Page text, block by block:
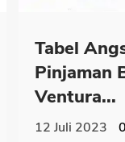
Tabel
Pinjaman
Ventura...
12 Juli 2023